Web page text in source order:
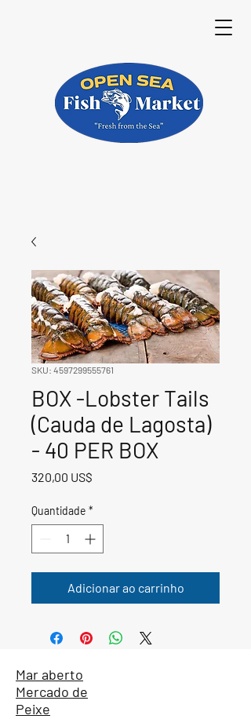
SKU: 4597299555761
BOX -Lobster Tails
(Cauda de Lagosta)
- 40 PER BOX
320,00 US$
Quantidade *
Adicionar ao carrinho
Mar aberto
Mercado de
Peixe